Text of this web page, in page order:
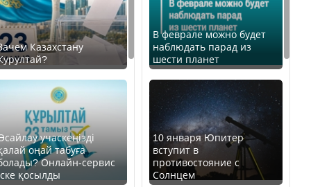
Казахстану
учаскеңізді
оңай табуға
Онлайн-сервис
қосылды
В феврале можно будет
наблюдать парад из
шести планет
10 января Юпитер
вступит в
противостояние с
Солнцем